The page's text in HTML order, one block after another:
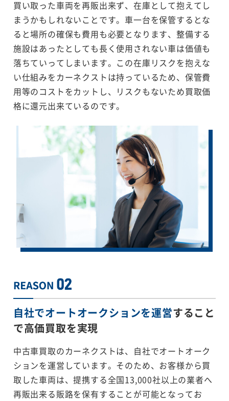
買い取った車両を再販出来ず、在庫として抱えてし
まうかもしれないことです。車一台を保管するとな
ると場所の確保も費用も必要となります、整備する
施設はあったとしても長く使用されない車は価値も
落ちていってしまいます。この在庫リスクを抱えな
い仕組みをカーネクストは持っているため、保管費
用等のコストをカットし、リスクもないため買取価
格に還元出来ているのです。
自社でオートオークションを運営すること
で高価買取を実現
中古車買取のカーネクストは、自社でオートオーク
ションを運営しています。そのため、お客様から買
取した車両は、提携する全国13,000社以上の業者へ
再販出来る販路を保有することが可能となってお